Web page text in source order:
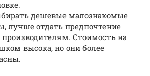
дешевые малознакомые
лучше отдать предпочтение
Стоимость на
высока, но они более